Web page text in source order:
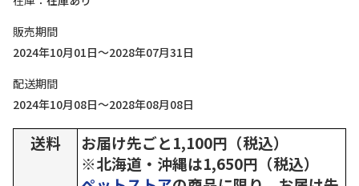
販売期間
2024年10月01日～2028年07月31日
配送期間
2024年10月08日～2028年08月08日
送料
お届け先ごと1,100円（税込）
※北海道・沖縄は1,650円（税込）